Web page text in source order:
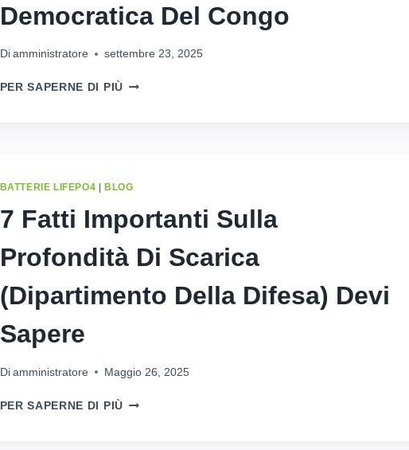
Democratica Del Congo
Di amministratore settembre 23, 2025
PER SAPERNE DI PIÙ(RECLUTAMENTO
ALLE
LOCALE
IL
FOTOVOLTAICO
ESS
DEMOCRATICA
CONGO
BATTERIE LIFEPO4 BLOG
7 Fatti Importanti Sulla
Profondità Di Scarica
(Dipartimento Della Difesa) Devi
Sapere
Di amministratore Maggio 26, 2025
PER SAPERNE DI PIÙ7